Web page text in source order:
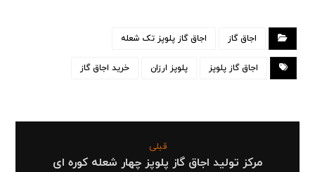
اجاق گاز اجاق گاز پلوپز تک شعله
اجاق گاز پلوپز پلوپز ارزان خرید اجاق گاز
قبلی
مرکز تولید اجاق گاز پلوپز چهار شعله کوره ای